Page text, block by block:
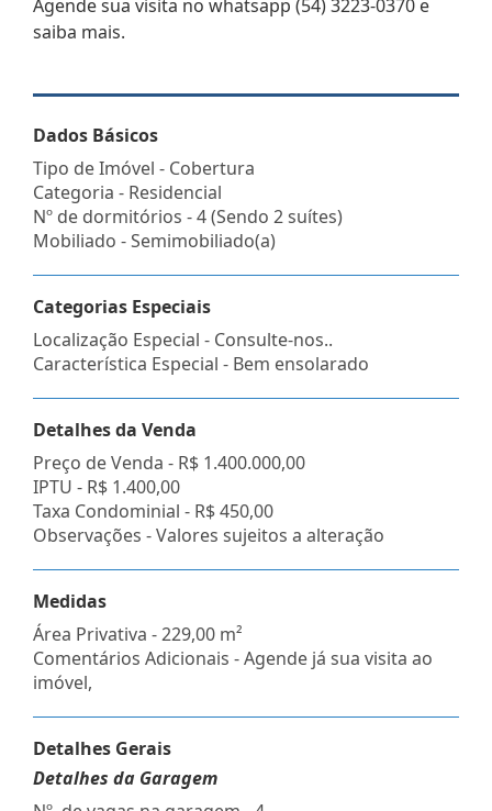
Agende sua visita no whatsapp (54) 3223-0370 e
saiba mais.
Dados Básicos
Tipo de Imóvel - Cobertura
Categoria - Residencial
Nº de dormitórios - 4 (Sendo 2 suítes)
Mobiliado - Semimobiliado(a)
Categorias Especiais
Localização Especial - Consulte-nos..
Característica Especial - Bem ensolarado
Detalhes da Venda
Preço de Venda - R$ 1.400.000,00
IPTU - R$ 1.400,00
Taxa Condominial - R$ 450,00
Observações - Valores sujeitos a alteração
Medidas
Área Privativa - 229,00 m²
Comentários Adicionais - Agende já sua visita ao
imóvel,
Detalhes Gerais
Detalhes da Garagem